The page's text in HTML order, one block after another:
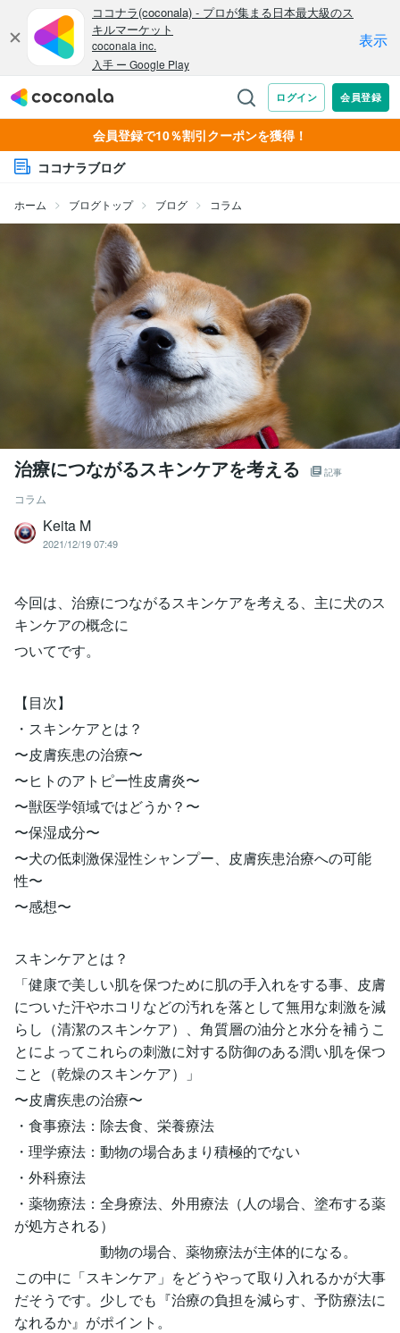
会員登録で10％割引クーポンを獲得！
ココナラブログ
ホーム ブログトップ ブログ コラム
治療につながるスキンケアを考える 記事
コラム
Keita M
2021/12/19 07:49
今回は、治療につながるスキンケアを考える、主に犬のス
キンケアの概念に
ついてです。
【目次】
・スキンケアとは？
〜皮膚疾患の治療〜
〜ヒトのアトピー性皮膚炎〜
〜獣医学領域ではどうか？〜
〜保湿成分〜
〜犬の低刺激保湿性シャンプー、皮膚疾患治療への可能
性〜
〜感想〜
スキンケアとは？
「健康で美しい肌を保つために肌の手入れをする事、皮膚
についた汗やホコリなどの汚れを落として無用な刺激を減
らし（清潔のスキンケア）、角質層の油分と水分を補うこ
とによってこれらの刺激に対する防御のある潤い肌を保つ
こと（乾燥のスキンケア）」
〜皮膚疾患の治療〜
・食事療法：除去食、栄養療法
・理学療法：動物の場合あまり積極的でない
・外科療法
・薬物療法：全身療法、外用療法（人の場合、塗布する薬
が処方される）
動物の場合、薬物療法が主体的になる。
この中に「スキンケア」をどうやって取り入れるかが大事
だそうです。少しでも『治療の負担を減らす、予防療法に
なれるか』がポイント。